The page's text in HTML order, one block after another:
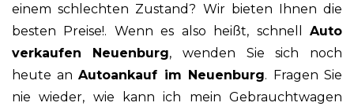
einem schlechten Zustand? Wir bieten Ihnen die
besten Preise!. Wenn es also heißt, schnell Auto
verkaufen Neuenburg, wenden Sie sich noch
heute an Autoankauf im Neuenburg. Fragen Sie
nie wieder, wie kann ich mein Gebrauchtwagen